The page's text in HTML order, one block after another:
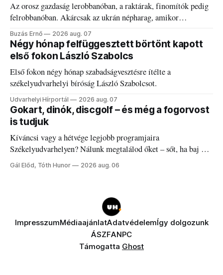
Az orosz gazdaság lerobbanóban, a raktárak, finomítók pedig
felrobbanóban. Akárcsak az ukrán népharag, amikor
elégedetlen vezetőivel.
Buzás Ernő 2026 aug. 07
Négy hónap felfüggesztett börtönt kapott
első fokon László Szabolcs
Első fokon négy hónap szabadságvesztésre ítélte a
székelyudvarhelyi bíróság László Szabolcsot.
Udvarhelyi Hírportál 2026 aug. 07
Gokart, dinók, discgolf – és még a fogorvost
is tudjuk
Kíváncsi vagy a hétvége legjobb programjaira
Székelyudvarhelyen? Nálunk megtalálod őket – sőt, ha baj van
a fogaddal, a fogorvosi ügyeletet is!
Gál Előd, Tóth Hunor 2026 aug. 06
ImpresszumMédiaajánlatAdatvédelemÍgy dolgozunk
ÁSZFANPC
Támogatta Ghost